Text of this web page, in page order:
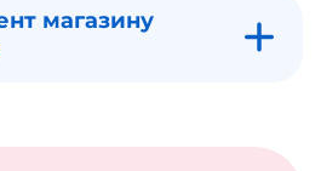
магазину